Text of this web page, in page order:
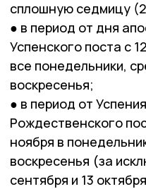
сплошную седмицу
● в период от дня
Успенского поста с
все понедельники,
воскресенья;
● в период от
Рождественского
ноября в
воскресенья (за
сентября и 13